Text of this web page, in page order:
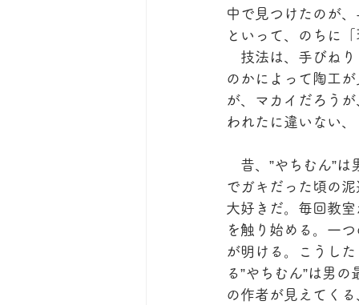
中で見つけたのが
といって、のちに
技法は、手びねり
のかによって陶工
が、マカイだろう
われたに違いない
昔、”やちむん”は
でガキだった頃の
大好きだ。毎回教
を触り始める。一
が明ける。こうし
る”やちむん”は男
の作者が見えてく